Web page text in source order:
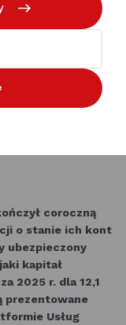
coroczną
o stanie ich kont
ubezpieczony
kapitał
2025 r. dla 12,1
prezentowane
Usług